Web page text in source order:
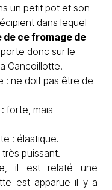
un petit pot et son
dans lequel
de ce fromage de
porte donc sur le
Cancoillotte.
: ne doit pas être de
forte, mais
: élastique.
puissant.
il est relaté une
est apparue il y a